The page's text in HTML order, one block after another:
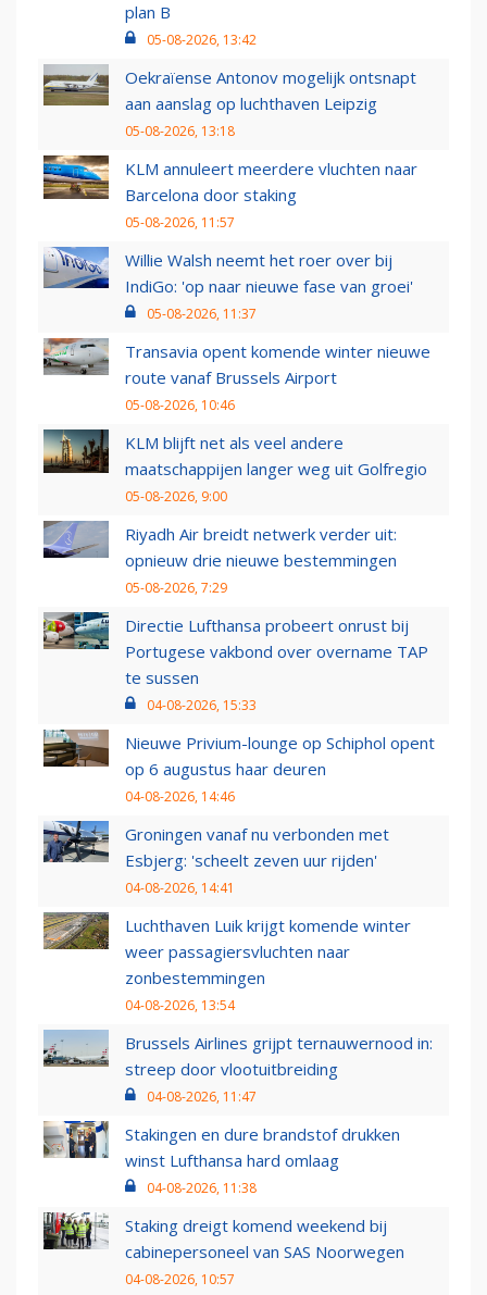
plan B
05-08-2026, 13:42
Oekraïense Antonov mogelijk ontsnapt
aan aanslag op luchthaven Leipzig
05-08-2026, 13:18
KLM annuleert meerdere vluchten naar
Barcelona door staking
05-08-2026, 11:57
Willie Walsh neemt het roer over bij
IndiGo: 'op naar nieuwe fase van groei'
05-08-2026, 11:37
Transavia opent komende winter nieuwe
route vanaf Brussels Airport
05-08-2026, 10:46
KLM blijft net als veel andere
maatschappijen langer weg uit Golfregio
05-08-2026, 9:00
Riyadh Air breidt netwerk verder uit:
opnieuw drie nieuwe bestemmingen
05-08-2026, 7:29
Directie Lufthansa probeert onrust bij
Portugese vakbond over overname TAP
te sussen
04-08-2026, 15:33
Nieuwe Privium-lounge op Schiphol opent
op 6 augustus haar deuren
04-08-2026, 14:46
Groningen vanaf nu verbonden met
Esbjerg: 'scheelt zeven uur rijden'
04-08-2026, 14:41
Luchthaven Luik krijgt komende winter
weer passagiersvluchten naar
zonbestemmingen
04-08-2026, 13:54
Brussels Airlines grijpt ternauwernood in:
streep door vlootuitbreiding
04-08-2026, 11:47
Stakingen en dure brandstof drukken
winst Lufthansa hard omlaag
04-08-2026, 11:38
Staking dreigt komend weekend bij
cabinepersoneel van SAS Noorwegen
04-08-2026, 10:57